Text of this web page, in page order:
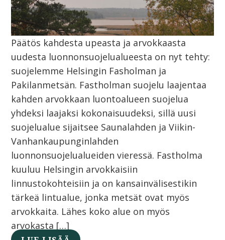
Päätös kahdesta upeasta ja arvokkaasta
uudesta luonnonsuojelualueesta on nyt tehty:
suojelemme Helsingin Fasholman ja
Pakilanmetsän. Fastholman suojelu laajentaa
kahden arvokkaan luontoalueen suojelua
yhdeksi laajaksi kokonaisuudeksi, sillä uusi
suojelualue sijaitsee Saunalahden ja Viikin-
Vanhankaupunginlahden
luonnonsuojelualueiden vieressä. Fastholma
kuuluu Helsingin arvokkaisiin
linnustokohteisiin ja on kansainvälisestikin
tärkeä lintualue, jonka metsät ovat myös
arvokkaita. Lähes koko alue on myös
arvokasta […]